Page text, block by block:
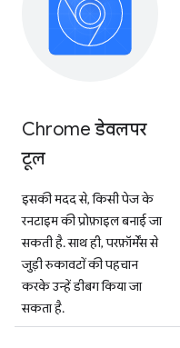
Chrome डेवलपर
टूल
इसकी मदद से, किसी पेज के
रनटाइम की प्रोफ़ाइल बनाई जा
सकती है. साथ ही, परफ़ॉर्मेंस से
जुड़ी रुकावटों की पहचान
करके उन्हें डीबग किया जा
सकता है.